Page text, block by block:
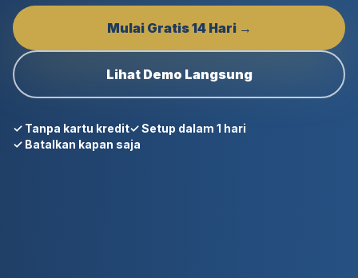
Mulai Gratis 14 Hari →
Lihat Demo Langsung
✓ Tanpa kartu kredit✓ Setup dalam 1 hari
✓ Batalkan kapan saja